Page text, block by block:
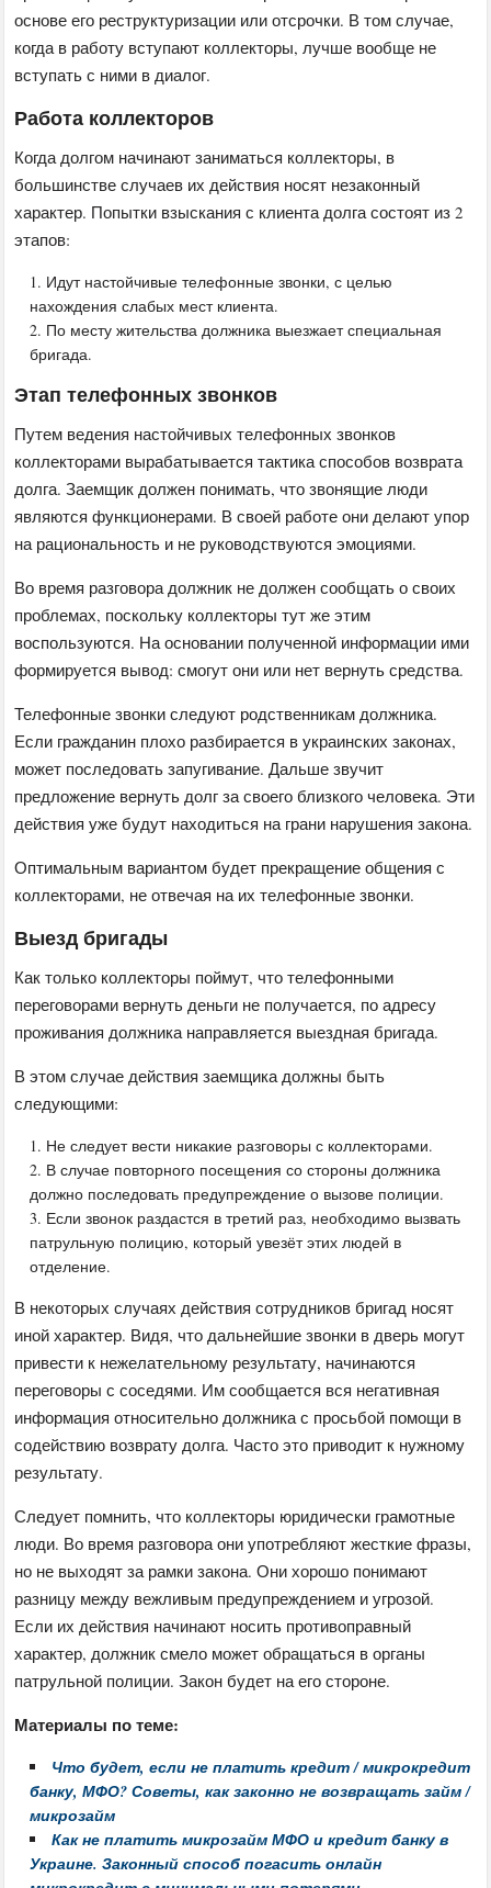
основе его реструктуризации или отсрочки. В том случае,
когда в работу вступают коллекторы, лучше вообще не
вступать с ними в диалог.
Работа коллекторов
Когда долгом начинают заниматься коллекторы, в
большинстве случаев их действия носят незаконный
характер. Попытки взыскания с клиента долга состоят из 2
этапов:
Идут настойчивые телефонные звонки, с целью
нахождения слабых мест клиента.
По месту жительства должника выезжает специальная
бригада.
Этап телефонных звонков
Путем ведения настойчивых телефонных звонков
коллекторами вырабатывается тактика способов возврата
долга. Заемщик должен понимать, что звонящие люди
являются функционерами. В своей работе они делают упор
на рациональность и не руководствуются эмоциями.
Во время разговора должник не должен сообщать о своих
проблемах, поскольку коллекторы тут же этим
воспользуются. На основании полученной информации ими
формируется вывод: смогут они или нет вернуть средства.
Телефонные звонки следуют родственникам должника.
Если гражданин плохо разбирается в украинских законах,
может последовать запугивание. Дальше звучит
предложение вернуть долг за своего близкого человека. Эти
действия уже будут находиться на грани нарушения закона.
Оптимальным вариантом будет прекращение общения с
коллекторами, не отвечая на их телефонные звонки.
Выезд бригады
Как только коллекторы поймут, что телефонными
переговорами вернуть деньги не получается, по адресу
проживания должника направляется выездная бригада.
В этом случае действия заемщика должны быть
следующими:
Не следует вести никакие разговоры с коллекторами.
В случае повторного посещения со стороны должника
должно последовать предупреждение о вызове полиции.
Если звонок раздастся в третий раз, необходимо вызвать
патрульную полицию, который увезёт этих людей в
отделение.
В некоторых случаях действия сотрудников бригад носят
иной характер. Видя, что дальнейшие звонки в дверь могут
привести к нежелательному результату, начинаются
переговоры с соседями. Им сообщается вся негативная
информация относительно должника с просьбой помощи в
содействию возврату долга. Часто это приводит к нужному
результату.
Следует помнить, что коллекторы юридически грамотные
люди. Во время разговора они употребляют жесткие фразы,
но не выходят за рамки закона. Они хорошо понимают
разницу между вежливым предупреждением и угрозой.
Если их действия начинают носить противоправный
характер, должник смело может обращаться в органы
патрульной полиции. Закон будет на его стороне.
Материалы по теме:
Что будет, если не платить кредит / микрокредит
банку, МФО? Советы, как законно не возвращать займ /
микрозайм
Как не платить микрозайм МФО и кредит банку в
Украине. Законный способ погасить онлайн